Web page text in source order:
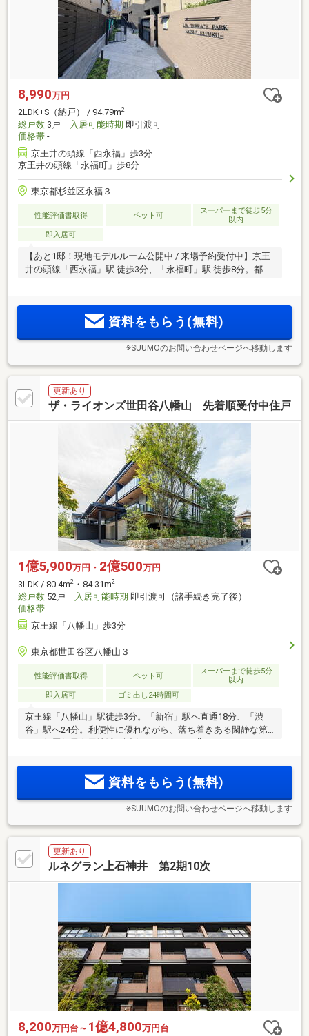
8,990万円
2LDK+S（納戸） / 94.79m2
総戸数 3戸 入居可能時期 即引渡可
価格帯 -
京王井の頭線「西永福」歩3分
京王井の頭線「永福町」歩8分
東京都杉並区永福３
性能評価書取得 ペット可
スーパーまで徒歩5分
以内
即入居可
【あと1邸！現地モデルルーム公開中 / 来場予約受付中】京王
井の頭線「西永福」駅 徒歩3分、「永福町」駅 徒歩8分。都心
資料をもらう(無料)
※SUUMOのお問い合わせページへ移動します
更新あり
ザ・ライオンズ世田谷八幡山 先着順受付中住戸
1億5,900万円・ 2億500万円
3LDK / 80.4m2 ・84.31m2
総戸数 52戸 入居可能時期 即引渡可（諸手続き完了後）
価格帯 -
京王線「八幡山」歩3分
東京都世田谷区八幡山３
性能評価書取得 ペット可
スーパーまで徒歩5分
以内
即入居可
ゴミ出し24時間可
京王線「八幡山」駅徒歩3分。「新宿」駅へ直通18分、「渋
谷」駅へ24分。利便性に優れながら、落ち着きある閑静な第
2
環境に優しい、次世代基準の省エネ・エコを実現する最高ラ
ンクの『ZEH-M』実現。資料をもらう(無料)
※SUUMOのお問い合わせページへ移動します
更新あり
ルネグラン上石神井 第2期10次
8,200万円台～ 1億4,800万円台